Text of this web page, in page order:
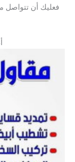
فعليك أن تتواصل